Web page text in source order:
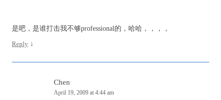
是吧，是谁打击我不够professional的，哈哈，，，，
Reply ↓
Chen
April 19, 2009 at 4:44 am